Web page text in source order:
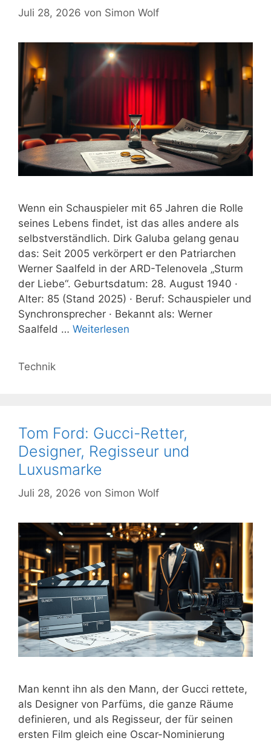
Juli 28, 2026 von Simon Wolf
Wenn ein Schauspieler mit 65 Jahren die Rolle
seines Lebens findet, ist das alles andere als
selbstverständlich. Dirk Galuba gelang genau
das: Seit 2005 verkörpert er den Patriarchen
Werner Saalfeld in der ARD-Telenovela „Sturm
der Liebe“. Geburtsdatum: 28. August 1940 ·
Alter: 85 (Stand 2025) · Beruf: Schauspieler und
Synchronsprecher · Bekannt als: Werner
Saalfeld … Weiterlesen
Kategorien
Technik
Tom Ford: Gucci-Retter,
Designer, Regisseur und
Luxusmarke
Juli 28, 2026 von Simon Wolf
Man kennt ihn als den Mann, der Gucci rettete,
als Designer von Parfüms, die ganze Räume
definieren, und als Regisseur, der für seinen
ersten Film gleich eine Oscar-Nominierung